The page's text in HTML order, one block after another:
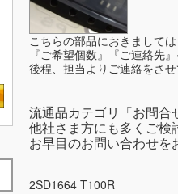
こちらの部品におきまして
『ご希望個数』『ご連絡先
後程、担当よりご連絡をさせ
流通品カテゴリ「お問合
他社さま方にも多くご検
お早目のお問い合わせを
2SD1664 T100R